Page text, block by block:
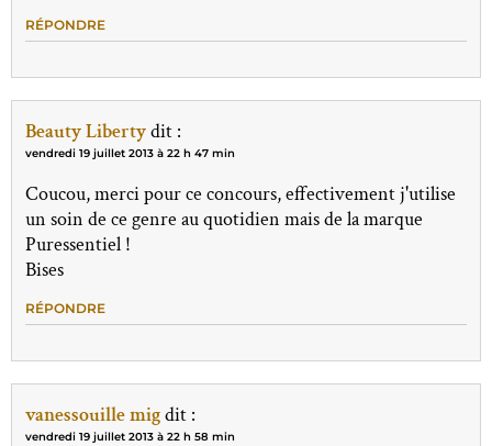
RÉPONDRE
Beauty Libertydit :
vendredi 19 juillet 2013 à 22 h 47 min
Coucou, merci pour ce concours, effectivement j'utilise
un soin de ce genre au quotidien mais de la marque
Puressentiel !
Bises
RÉPONDRE
vanessouille migdit :
vendredi 19 juillet 2013 à 22 h 58 min